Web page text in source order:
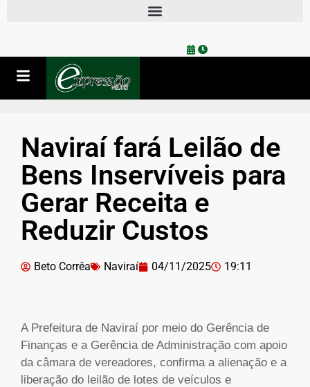
Naviraí fará Leilão de
Bens Inservíveis para
Gerar Receita e
Reduzir Custos
Beto Corrêa Naviraí 04/11/2025 19:11
A Prefeitura de Naviraí por meio do Gerência de
Finanças e a Gerência de Administração com apoio
da câmara de vereadores, confirma a alienação e a
liberação do leilão de lotes de veículos e